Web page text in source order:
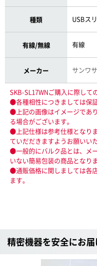
種類 USBス
有線/無線 有線
メーカー サンワ
SKB-SL17WNご購入に際して
●各種相性につきましては保
●上記の画像はイメージであ
る場合がございます。
●上記仕様は参考仕様となり
ていだだきますようお願いい
●一般的にバルク品とは、メ
いない簡易包装の商品となりま
●通販価格に関しましては各
ます。
精密機器を安全にお